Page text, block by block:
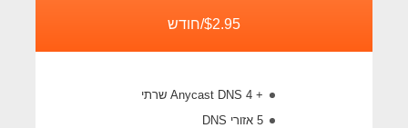
$2.95/חודש
+ 4 Anycast DNS שרתי
5 אזורי DNS